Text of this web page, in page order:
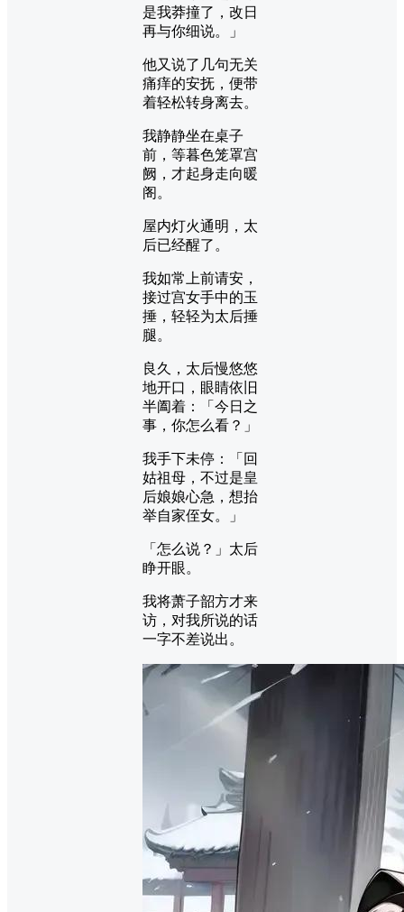
是我莽撞了，改日
再与你细说。」
他又说了几句无关
痛痒的安抚，便带
着轻松转身离去。
我静静坐在桌子
前，等暮色笼罩宫
阙，才起身走向暖
阁。
屋内灯火通明，太
后已经醒了。
我如常上前请安，
接过宫女手中的玉
捶，轻轻为太后捶
腿。
良久，太后慢悠悠
地开口，眼睛依旧
半阖着：「今日之
事，你怎么看？」
我手下未停：「回
姑祖母，不过是皇
后娘娘心急，想抬
举自家侄女。」
「怎么说？」太后
睁开眼。
我将萧子韶方才来
访，对我所说的话
一字不差说出。